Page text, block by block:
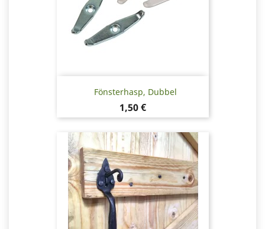
Fönsterhasp, Dubbel
Pris
1,50 €